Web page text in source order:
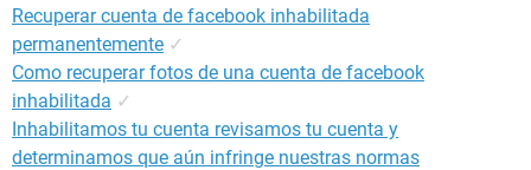
Recuperar cuenta de facebook inhabilitada
permanentemente ✓
Como recuperar fotos de una cuenta de facebook
inhabilitada ✓
Inhabilitamos tu cuenta revisamos tu cuenta y
determinamos que aún infringe nuestras normas